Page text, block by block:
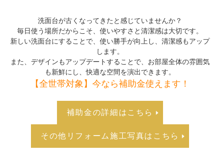
洗面台が古くなってきたと感じていませんか？
毎日使う場所だからこそ、使いやすさと清潔感は大切です。
新しい洗面台にすることで、使い勝手が向上し、清潔感もアップ
します。
また、デザインもアップデートすることで、お部屋全体の雰囲気
も新鮮にし、快適な空間を演出できます。
【全世帯対象】今なら補助金使えます！
補助金の詳細はこちら
その他リフォーム施工写真はこちら